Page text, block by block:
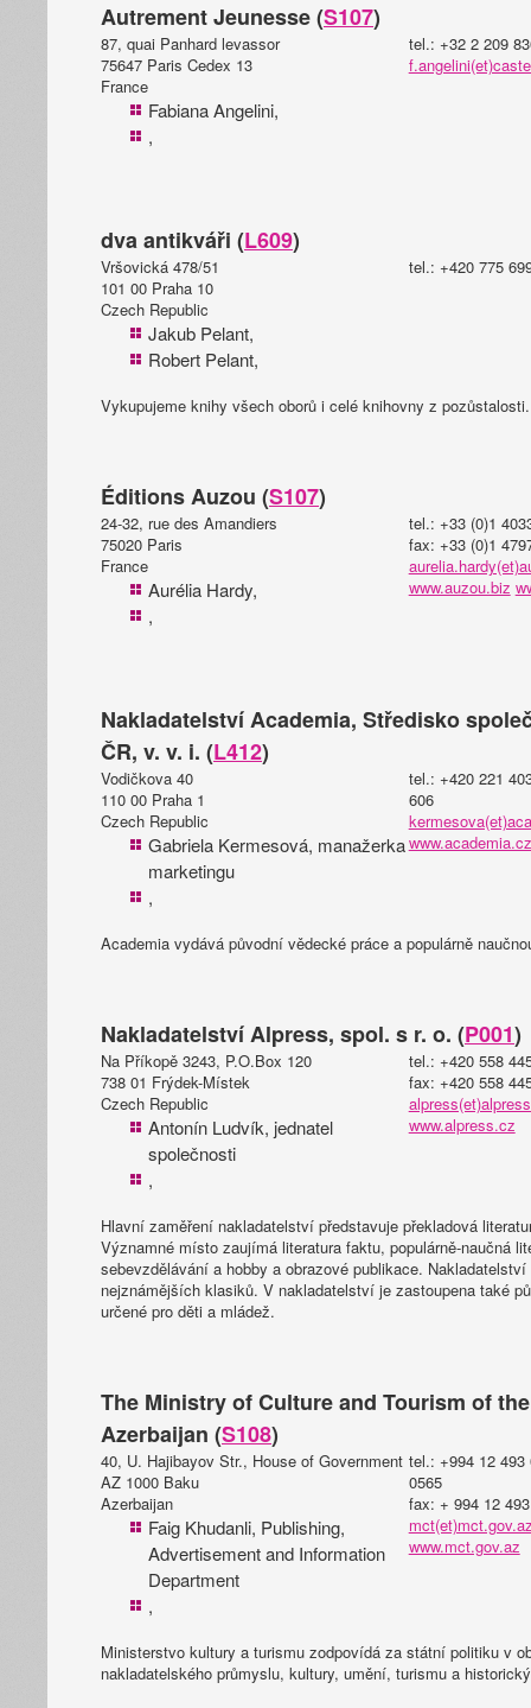
Autrement Jeunesse (S107)
87, quai Panhard levassor
75647 Paris Cedex 13
France
Fabiana Angelini,
,
tel.: +32 2 209
dva antikváři (L609)
Vršovická 478/51
101 00 Praha 10
Czech Republic
Jakub Pelant,
Robert Pelant,
tel.: +420 775
Vykupujeme knihy všech oborů i celé knihovny z pozůstalosti.
Éditions Auzou (S107)
24-32, rue des Amandiers
75020 Paris
France
Aurélia Hardy,
,
tel.: +33 (0)1
fax: +33 (0)1
www.auzou.biz
Nakladatelství Academia, Středisko
ČR, v. v. i. (L412)
Vodičkova 40
110 00 Praha 1
Czech Republic
Gabriela Kermesová, manažerka
marketingu
,
tel.: +420 221
606
www.academia.cz
Academia vydává původní vědecké práce a populárně
Nakladatelství Alpress, spol. s r. o. (P001)
Na Příkopě 3243, P.O.Box 120
738 01 Frýdek-Místek
Czech Republic
Antonín Ludvík, jednatel
společnosti
,
tel.: +420 558
fax: +420 558
www.alpress.cz
Hlavní zaměření nakladatelství představuje překladová
Významné místo zaujímá literatura faktu, populárně-naučná
sebevzdělávání a hobby a obrazové publikace.
nejznámějších klasiků. V nakladatelství je zastoupena také
určené pro děti a mládež.
The Ministry of Culture and Tourism of
Azerbaijan (S108)
40, U. Hajibayov Str., House of Government
AZ 1000 Baku
Azerbaijan
Faig Khudanli, Publishing,
Advertisement and Information
Department
,
tel.: +994 12 493
0565
fax: + 994 12
www.mct.gov.az
Ministerstvo kultury a turismu zodpovídá za státní politiku v
nakladatelského průmyslu, kultury, umění, turismu a